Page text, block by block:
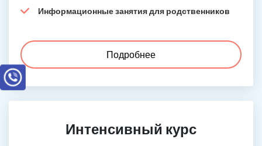
Информационные занятия для родственников
Подробнее
Интенсивный курс